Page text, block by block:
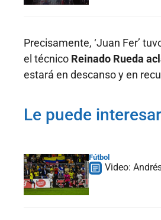
Precisamente, ‘Juan Fer’
el técnico Reinado Rueda
estará en descanso y en
Le puede
Fútbol
Video: